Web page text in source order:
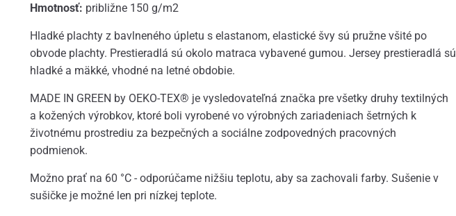
Hmotnosť: približne 150 g/m2
Hladké plachty z bavlneného úpletu s elastanom, elastické švy sú pružne všité po
obvode plachty. Prestieradlá sú okolo matraca vybavené gumou. Jersey prestieradlá sú
hladké a mäkké, vhodné na letné obdobie.
MADE IN GREEN by OEKO-TEX® je vysledovateľná značka pre všetky druhy textilných
a kožených výrobkov, ktoré boli vyrobené vo výrobných zariadeniach šetrných k
životnému prostrediu za bezpečných a sociálne zodpovedných pracovných
podmienok.
Možno prať na 60 °C - odporúčame nižšiu teplotu, aby sa zachovali farby. Sušenie v
sušičke je možné len pri nízkej teplote.